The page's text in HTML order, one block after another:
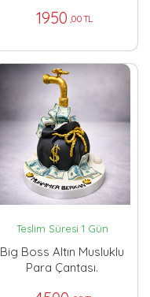
1950 ,00 TL
Teslim Süresi 1 Gün
Big Boss Altın Musluklu
Para Çantası.